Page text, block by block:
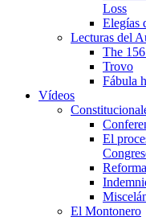
Loss
Elegías
Lecturas del
The
Trovo
Fábula
Vídeos
El
El Montonero